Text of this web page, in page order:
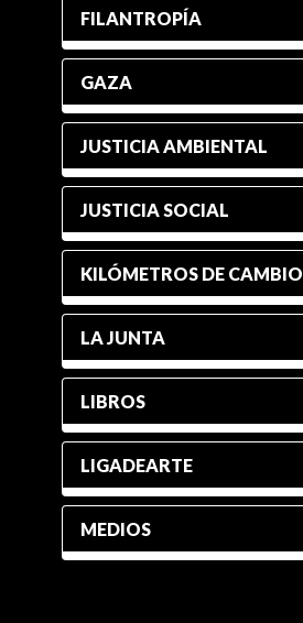
FILANTROPÍA
GAZA
JUSTICIA AMBIENTAL
JUSTICIA SOCIAL
KILÓMETROS DE CAMBIO
LA JUNTA
LIBROS
LIGADEARTE
MEDIOS